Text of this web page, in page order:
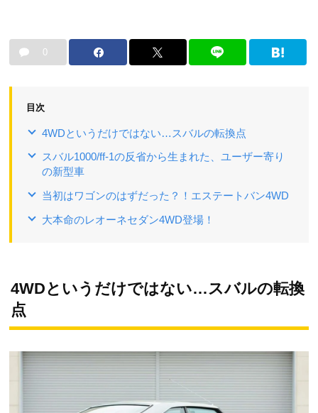
0
目次
4WDというだけではない…スバルの転換点
スバル1000/ff-1の反省から生まれた、ユーザー寄り
の新型車
当初はワゴンのはずだった？！エステートバン4WD
大本命のレオーネセダン4WD登場！
4WDというだけではない…スバルの転換
点